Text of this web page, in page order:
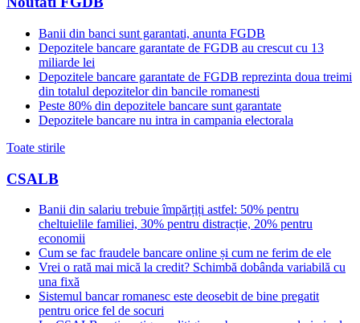
Banii din banci sunt garantati, anunta FGDB
Depozitele bancare garantate de FGDB au crescut cu 13
miliarde lei
Depozitele bancare garantate de FGDB reprezinta doua treimi
din totalul depozitelor din bancile romanesti
Peste 80% din depozitele bancare sunt garantate
Depozitele bancare nu intra in campania electorala
Toate stirile
CSALB
Banii din salariu trebuie împărțiți astfel: 50% pentru
cheltuielile familiei, 30% pentru distracție, 20% pentru
economii
Cum se fac fraudele bancare online și cum ne ferim de ele
Vrei o rată mai mică la credit? Schimbă dobânda variabilă cu
una fixă
Sistemul bancar romanesc este deosebit de bine pregatit
pentru orice fel de socuri